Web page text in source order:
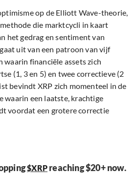
op de Elliott Wave-theorie,
die marktcycli in kaart
het gedrag en sentiment van
uit van een patroon van vijf
waarin financiële assets zich
(1, 3 en 5) en twee correctieve (2
bevindt XRP zich momenteel in de
waarin een laatste, krachtige
voordat een grotere correctie
$XRP reaching $20+ now.